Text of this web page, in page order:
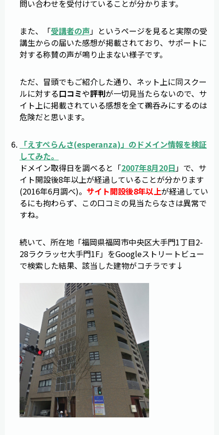
問い合わせを受付けていることが分かります。
また、「受講者の声」というページを見ると実際の受
講生からの届いた感想が掲載されており、サポートに
対する称賛の声が鳴り止まない様子です。
ただ、冒頭でもご紹介した通り、ネット上に同スクー
ルに対する口コミや評判が一切見当たらないので、サ
イト上に掲載されている感想を全て鵜呑みにするのは
危険だと思います。
「えすぺらんさ(esperanza)」のドメイン情報を検証
してみた。
ドメイン取得日を調べると「2007年8月20日」で、サ
イト開設後8年以上が経過していることが分かります
(2016年6月調べ)。 サイト開設後8年以上が経過してい
るにも拘わらず、この口コミの見当たらなさは異常で
すね。
続いて、所在地「福岡県福岡市中央区大手門1丁目2-
28ラクラッセ大手門1F」をGoogleストリートビュー
で検索した結果、該当した建物がコチラです↓